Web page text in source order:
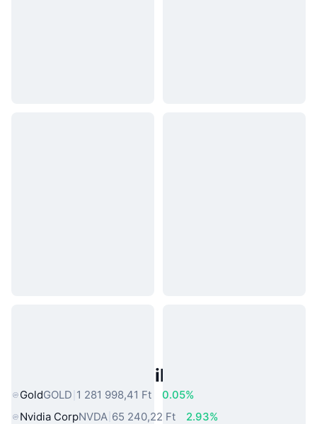
Népszerű Való Világbeli Eszközök
GoldGOLD 1 281 998,41 Ft
0.05%
Nvidia CorpNVDA 65 240,22 Ft
2.93%